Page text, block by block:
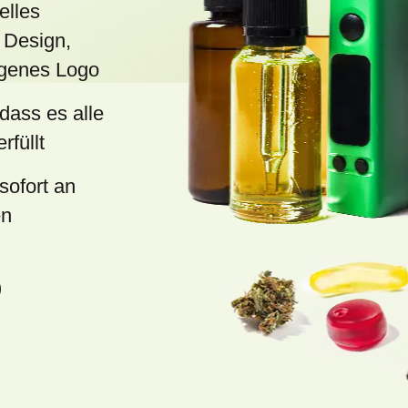
Logo
es alle
an